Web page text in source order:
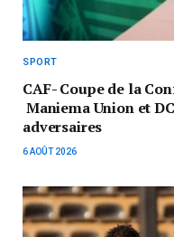
SPORT
CAF- Coupe de la
Maniema Union et
adversaires
6 AOÛT 2026